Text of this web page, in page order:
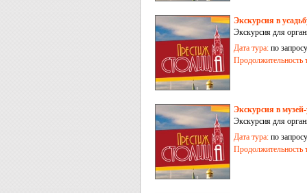
Экскурсия в
Экскурсия для
Дата тура: по запросу
Продолжительность
Экскурсия в
Экскурсия для
Дата тура: по запросу
Продолжительность